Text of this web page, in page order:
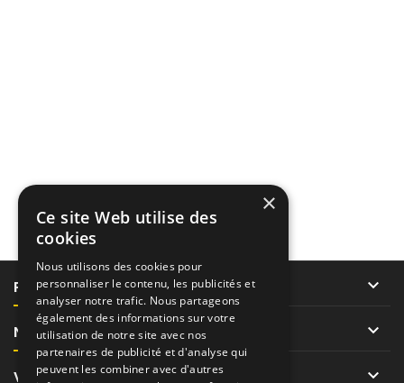
PRODUITS 
NOTRE SOCIÉTÉ 
VOTRE COMPTE 
×
Ce site Web utilise des
cookies
Nous utilisons des cookies pour
personnaliser le contenu, les publicités et
analyser notre trafic. Nous partageons
également des informations sur votre
utilisation de notre site avec nos
partenaires de publicité et d'analyse qui
peuvent les combiner avec d'autres